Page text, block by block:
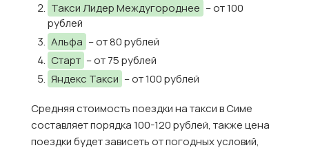
Такси Лидер Междугороднее – от 100
рублей
Альфа – от 80 рублей
Старт – от 75 рублей
Яндекс Такси – от 100 рублей
Средняя стоимость поездки на такси в Симе
составляет порядка 100-120 рублей, также цена
поездки будет зависеть от погодных условий,